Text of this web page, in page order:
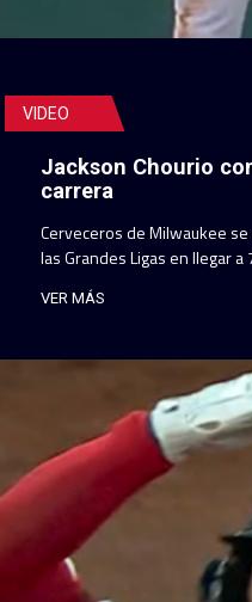
VIDEO
Jackson Chourio
carrera
Cerveceros de Milwaukee
las Grandes Ligas en llegar
VER MÁS